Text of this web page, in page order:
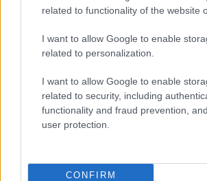
related to functionality of the website
I want to allow Google to enable
related to personalization.
I want to allow Google to enable
related to security, including
functionality and fraud prevention,
user protection.
CONFIRM
Amerika Lengyelország Festészet II.